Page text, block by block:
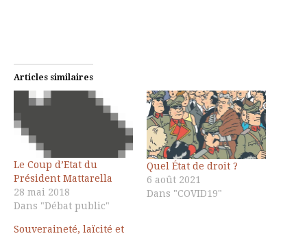
Articles similaires
Le Coup d’Etat du
Président Mattarella
28 mai 2018
Dans "Débat public"
Quel État de droit ?
6 août 2021
Dans "COVID19"
Souveraineté, laïcité et